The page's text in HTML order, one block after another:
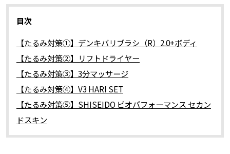
目次
【たるみ対策①】デンキバリブラシ（R）2.0+ボディ
【たるみ対策②】リフトドライヤー
【たるみ対策③】3分マッサージ
【たるみ対策④】V3 HARI SET
【たるみ対策⑤】SHISEIDO ビオパフォーマンス セカン
ドスキン